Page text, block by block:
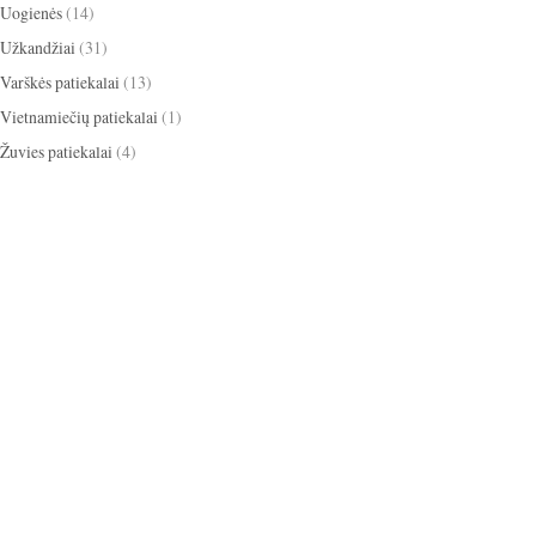
Uogienės(14)
Užkandžiai (31)
Varškės patiekalai (13)
Vietnamiečių patiekalai (1)
Žuvies patiekalai (4)